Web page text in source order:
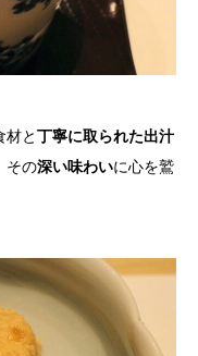
材と丁寧に取られた出汁
その深い味わいに心を鷲